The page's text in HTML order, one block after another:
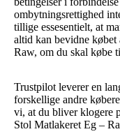
ombytningsrettighed
tillige essesentielt, at
altid kan bevidne
Raw, om du skal købe
Trustpilot leverer en
forskellige andre
vi, at du bliver klogere
Stol Matlakeret Eg –